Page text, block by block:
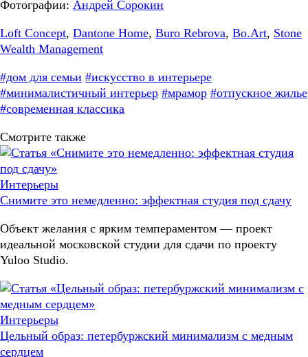
Фотографии: Андрей Сорокин
Loft Concept, Dantone Home, Buro Rebrova, Bo.Art, Stone
Wealth Management
#дом для семьи #искусство в интерьере
#минималистичный интерьер #мрамор #отпускное жилье
#современная классика
Смотрите также
Интерьеры
Снимите это немедленно: эффектная студия под сдачу
Объект желания с ярким темпераментом — проект
идеальной московской студии для сдачи по проекту
Yuloo Studio.
Интерьеры
Цельный образ: петербуржский минимализм с медным
сердцем